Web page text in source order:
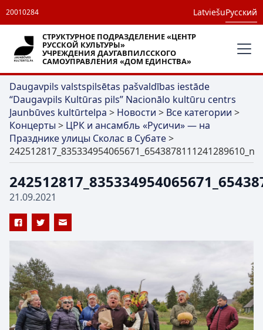
20010284 LatviešuРусский
СТРУКТУРНОЕ ПОДРАЗДЕЛЕНИЕ «ЦЕНТР
РУССКОЙ КУЛЬТУРЫ»
УЧРЕЖДЕНИЯ ДАУГАВПИЛССКОГО
САМОУПРАВЛЕНИЯ «ДОМ ЕДИНСТВА»
Daugavpils valstspilsētas pašvaldības iestāde
“Daugavpils Kultūras pils” Nacionālo kultūru centrs
Jaunbūves kultūrtelpa > Новости > Все категории >
Концерты > ЦРК и ансамбль «Русичи» — на
Празднике улицы Сколас в Субате>
242512817_835334954065671_6543878111241289610_n
21.09.2021